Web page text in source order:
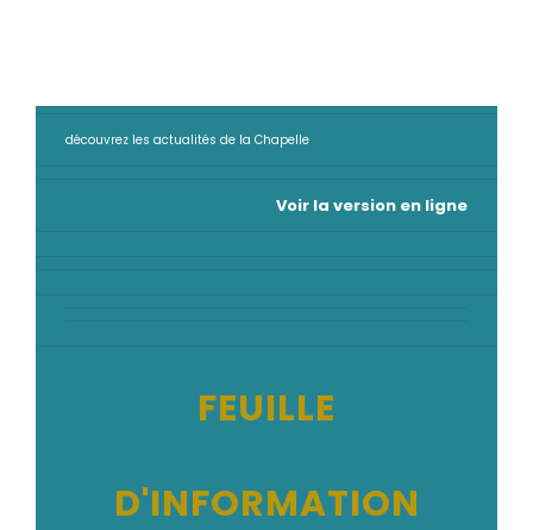
découvrez les actualités de la Chapelle
Voir la version en ligne
FEUILLE
D'INFORMATION